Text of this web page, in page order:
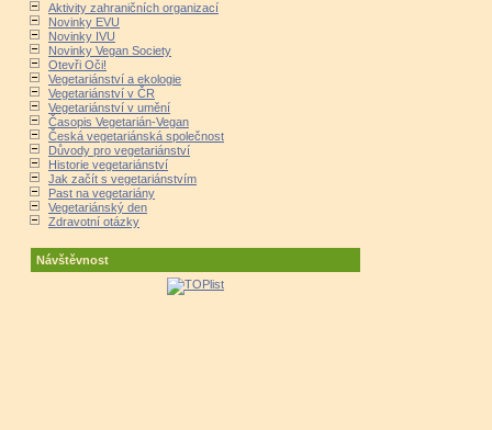
Aktivity zahraničních organizací
Novinky EVU
Novinky IVU
Novinky Vegan Society
Otevři Oči!
Vegetariánství a ekologie
Vegetariánství v ČR
Vegetariánství v umění
Časopis Vegetarián-Vegan
Česká vegetariánská společnost
Důvody pro vegetariánství
Historie vegetariánství
Jak začít s vegetariánstvím
Past na vegetariány
Vegetariánský den
Zdravotní otázky
Návštěvnost